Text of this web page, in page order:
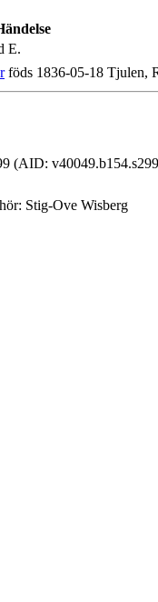
E.
föds 1836-05-18 Tjulen,
(AID:
Stig-Ove Wisberg